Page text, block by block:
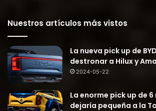
Nuestros artículos más vistos
La nueva pick up de
destronar a Hilux y
2024-05-22
La enorme pick up de
dejaría pequeña a la